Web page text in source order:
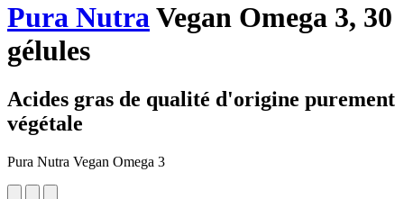
Pura NutraVegan Omega 3, 30
gélules
Acides gras de qualité d'origine purement
végétale
Pura Nutra Vegan Omega 3